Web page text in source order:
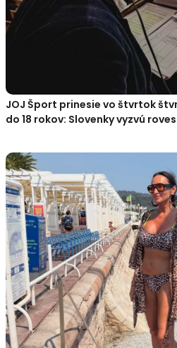
JOJ Šport prinesie vo štvrtok
do 18 rokov: Slovenky vyzvú